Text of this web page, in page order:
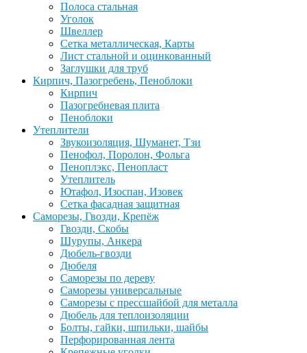
Полоса стальная
Уголок
Швеллер
Сетка металлическая, Карты
Лист стальной и оцинкованный
Заглушки для труб
Кирпич, Пазогребень, Пеноблоки
Кирпич
Пазогребневая плита
Пеноблоки
Утеплители
Звукоизоляция, Шуманет, Тзи
Пенофол, Поролон, Фольга
Пеноплэкс, Пенопласт
Утеплитель
Ютафол, Изоспан, Изовек
Сетка фасадная защитная
Саморезы, Гвозди, Крепёж
Гвозди, Скобы
Шурупы, Анкера
Дюбель-гвозди
Дюбеля
Саморезы по дереву
Саморезы универсальные
Саморезы с прессшайбой для металла
Дюбель для теплоизоляции
Болты, гайки, шпильки, шайбы
Перфорированная лента